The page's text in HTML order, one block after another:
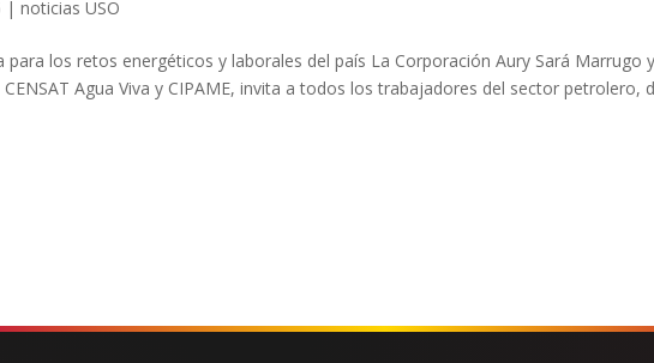
|noticias USO
los retos energéticos y laborales del país La Corporación Aury Sará Marrugo y
Agua Viva y CIPAME, invita a todos los trabajadores del sector petrolero,